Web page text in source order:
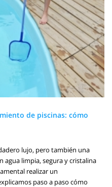
de piscinas: cómo
lujo, pero también una
agua limpia, segura y cristalina
realizar un
paso a paso cómo